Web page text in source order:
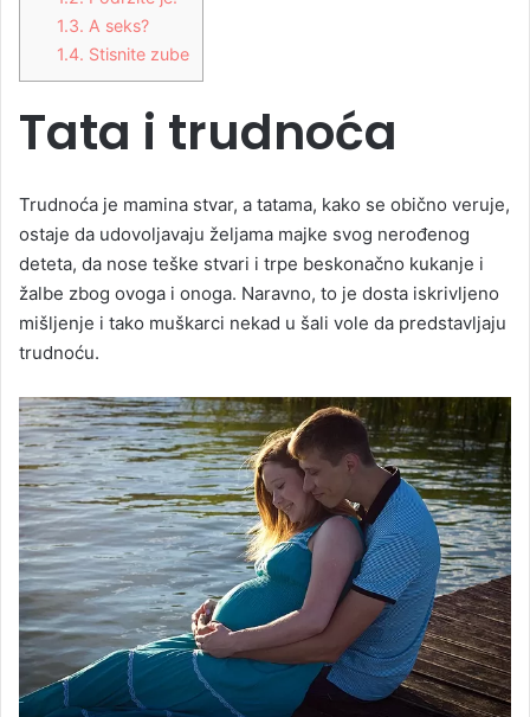
1.3. A seks?
1.4. Stisnite zube
Tata i trudnoća
Trudnoća je mamina stvar, a tatama, kako se obično veruje,
ostaje da udovoljavaju željama majke svog nerođenog
deteta, da nose teške stvari i trpe beskonačno kukanje i
žalbe zbog ovoga i onoga. Naravno, to je dosta iskrivljeno
mišljenje i tako muškarci nekad u šali vole da predstavljaju
trudnoću.